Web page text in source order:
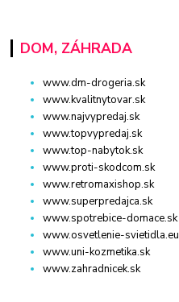
DOM, ZÁHRADA
www.dm-drogeria.sk
www.kvalitnytovar.sk
www.najvypredaj.sk
www.topvypredaj.sk
www.top-nabytok.sk
www.proti-skodcom.sk
www.retromaxishop.sk
www.superpredajca.sk
www.spotrebice-domace.sk
www.osvetlenie-svietidla.eu
www.uni-kozmetika.sk
www.zahradnicek.sk